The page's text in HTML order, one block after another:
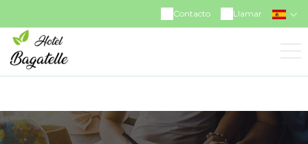
https://www.facebook.com/hotelrestaurantbagatelle
Llamar
Contacto